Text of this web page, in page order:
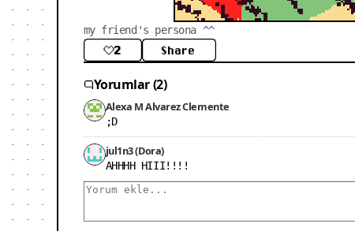
my friend's persona ^^
2 Share
Yorumlar (2)
Alexa M Alvarez Clemente
;D
jul1n3 (Dora)
AHHHH HIII!!!!